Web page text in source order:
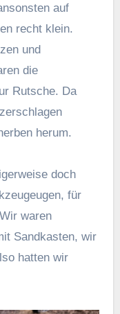
auf
recht klein.
und
die
Rutsche. Da
herum.
doch
für
waren
Sandkasten, wir
hatten wir